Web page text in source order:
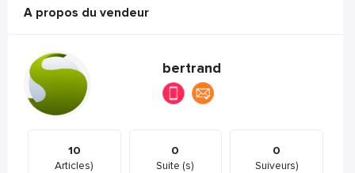
A propos du vendeur
bertrand
10
Articles)
0
Suite (s)
0
Suiveurs)